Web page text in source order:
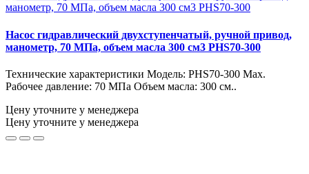
Насос гидравлический двухступенчатый, ручной привод,
манометр, 70 МПа, объем масла 300 см3 PHS70-300
Технические характеристики Модель: PHS70-300 Max.
Рабочее давление: 70 МПа Объем масла: 300 см..
Цену уточните у менеджера
Цену уточните у менеджера